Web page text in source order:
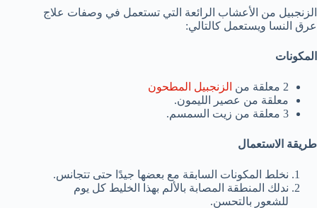
الزنجبيل من الأعشاب الرائعة التي تستعمل في وصفات علاج
عرق النسا ويستعمل كالتالي:
المكونات
2 معلقة من
الزنجبيل المطحون
معلقة من عصير الليمون.
3 معلقة من زيت السمسم.
طريقة الاستعمال
نخلط المكونات السابقة مع بعضها جيدًا حتى تتجانس.
ندلك المنطقة المصابة بالألم بهذا الخليط كل يوم
للشعور بالتحسن.